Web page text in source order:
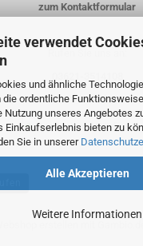
verwendet
und ähnliche
die ordentliche
Nutzung unseres Angebotes
Einkaufserlebnis bieten zu
Sie in unserer
Alle Akzeptieren
Weitere Informationen
zum Kontaktformular
0151-14435658